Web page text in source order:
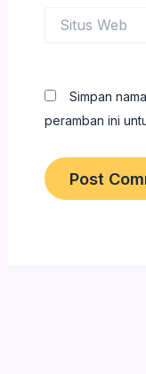
Web
Simpan
peramban ini